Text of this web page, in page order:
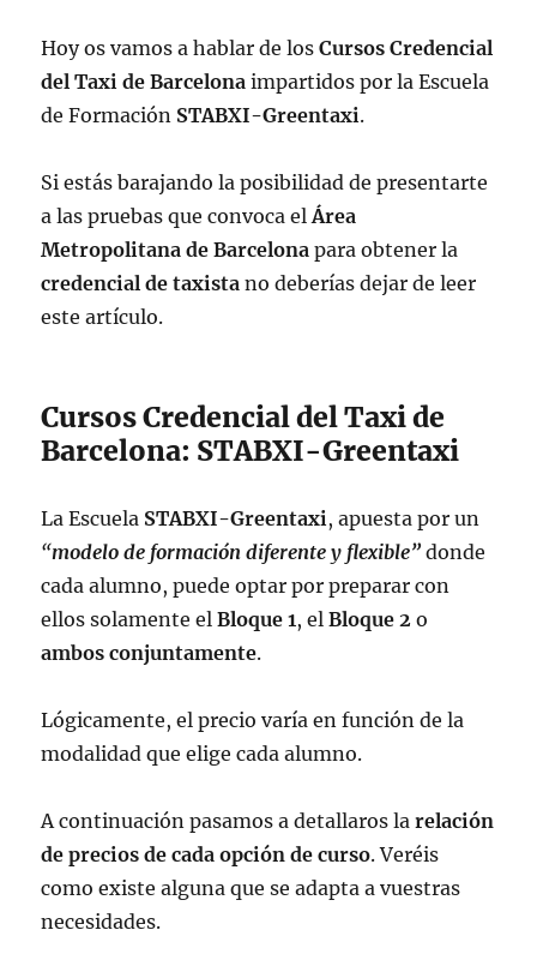
Hoy os vamos a hablar de losCursos Credencial
del Taxi de Barcelona impartidos por la Escuela
de Formación STABXI-Greentaxi.
Si estás barajando la posibilidad de presentarte
a las pruebas que convoca elÁrea
Metropolitana de Barcelona para obtener la
credencial de taxistano deberías dejar de leer
este artículo.
Cursos Credencial del Taxi de
Barcelona: STABXI-Greentaxi
La Escuela STABXI-Greentaxi, apuesta por un
“modelo de formación diferente y flexible” donde
cada alumno, puede optar por preparar con
ellos solamente elBloque 1, elBloque 2 o
ambos conjuntamente.
Lógicamente, el precio varía en función de la
modalidad que elige cada alumno.
A continuación pasamos a detallaros larelación
de precios de cada opción de curso. Veréis
como existe alguna que se adapta a vuestras
necesidades.